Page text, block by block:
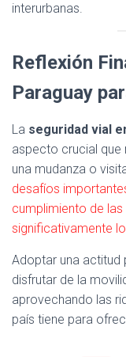
interurbanas.
Reflexión
Paraguay
La seguridad vial
aspecto crucial que
una mudanza o
desafíos
cumplimiento de
significativamente
Adoptar una actitud
disfrutar de la
aprovechando las
país tiene para